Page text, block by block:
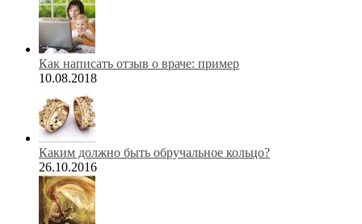
Как написать отзыв о враче: пример
10.08.2018
Каким должно быть обручальное кольцо?
26.10.2016